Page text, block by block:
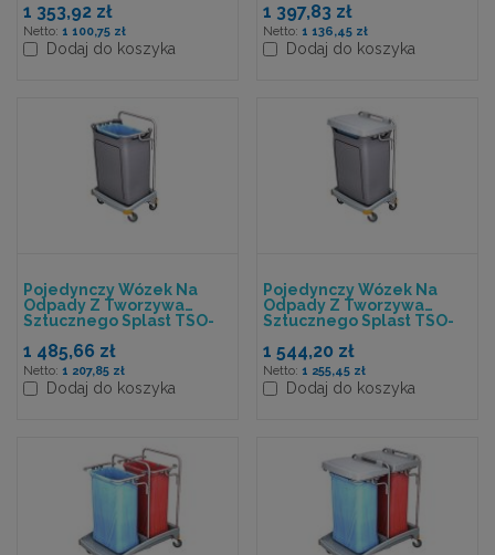
1 353,92 zł
1 100,75 zł
Dodaj do koszyka
1 397,83 zł
1 136,45 zł
Dodaj do koszyka
Pojedynczy Wózek Na
Odpady Z Tworzywa
Sztucznego Splast TSO-
1 485,66 zł
1 207,85 zł
Dodaj do koszyka
Pojedynczy Wózek Na
Odpady Z Tworzywa
Sztucznego Splast TSO-
1 544,20 zł
1 255,45 zł
Dodaj do koszyka